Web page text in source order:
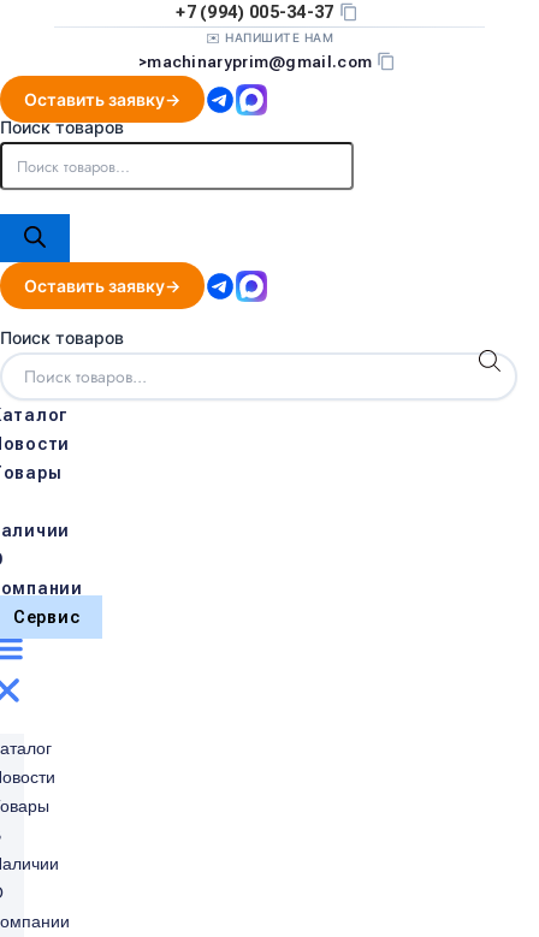
+7 (994) 005-34-37
✉️ НАПИШИТЕ НАМ
>machinaryprim@gmail.com
Оставить заявку
Поиск товаров
Оставить заявку
Поиск товаров
Сервис